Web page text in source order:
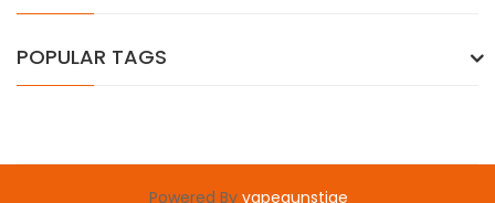
POPULAR TAGS
Powered By vapegunstige